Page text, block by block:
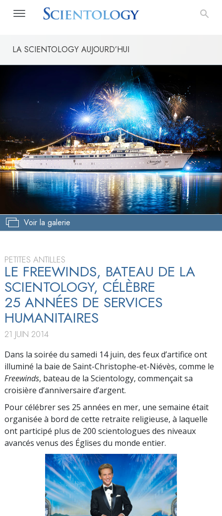
LA SCIENTOLOGY AUJOURD’HUI
Voir la galerie
PETITES ANTILLES
LE FREEWINDS, BATEAU DE LA
SCIENTOLOGY, CÉLÈBRE
25 ANNÉES DE SERVICES
HUMANITAIRES
21 JUIN 2014
Dans la soirée du samedi 14 juin, des feux d’artifice ont
illuminé la baie de Saint-Christophe-et-Niévès, comme le
Freewinds, bateau de la Scientology, commençait sa
croisière d’anniversaire d’argent.
Pour célébrer ses 25 années en mer, une semaine était
organisée à bord de cette retraite religieuse, à laquelle
ont participé plus de 200 scientologues des niveaux
avancés venus des Églises du monde entier.